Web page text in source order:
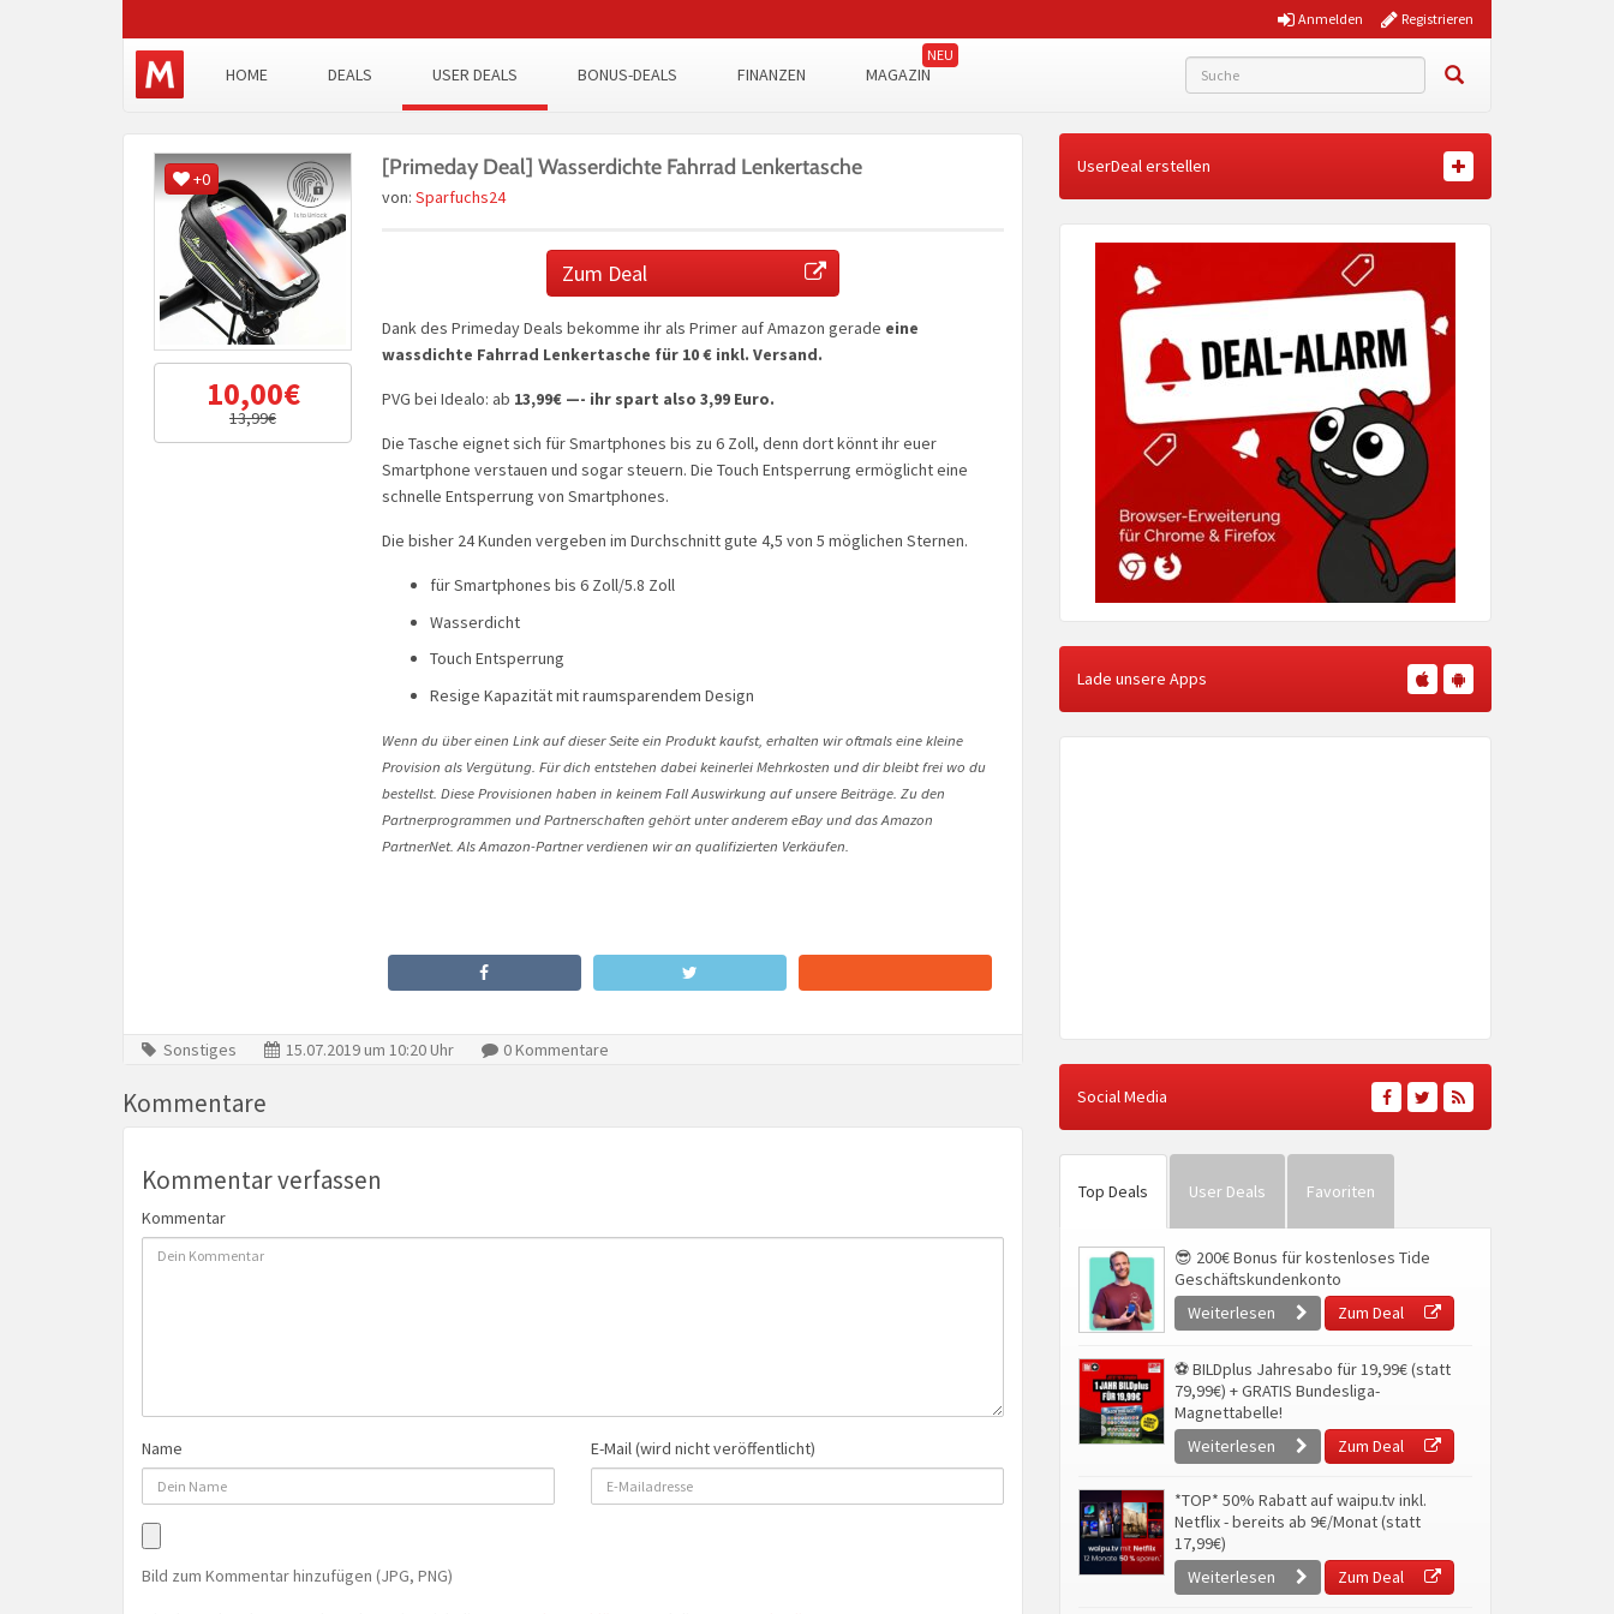
Registrieren
Anmelden
HOME DEALS USER DEALS BONUS-DEALS FINANZEN MAGAZIN
+0
10,00€
13,99€
[Primeday Deal] Wasserdichte Fahrrad Lenkertasche
von: Sparfuchs24
Zum Deal
Dank des Primeday Deals bekomme ihr als Primer auf Amazon gerade eine
wassdichte Fahrrad Lenkertasche für 10 € inkl. Versand.
PVG bei Idealo: ab 13,99€ —- ihr spart also 3,99 Euro.
Die Tasche eignet sich für Smartphones bis zu 6 Zoll, denn dort könnt ihr euer
Smartphone verstauen und sogar steuern. Die Touch Entsperrung ermöglicht eine
schnelle Entsperrung von Smartphones.
Die bisher 24 Kunden vergeben im Durchschnitt gute 4,5 von 5 möglichen Sternen.
für Smartphones bis 6 Zoll/5.8 Zoll
Wasserdicht
Touch Entsperrung
Resige Kapazität mit raumsparendem Design
Wenn du über einen Link auf dieser Seite ein Produkt kaufst, erhalten wir oftmals eine kleine
Provision als Vergütung. Für dich entstehen dabei keinerlei Mehrkosten und dir bleibt frei wo du
bestellst. Diese Provisionen haben in keinem Fall Auswirkung auf unsere Beiträge. Zu den
Partnerprogrammen und Partnerschaften gehört unter anderem eBay und das Amazon
PartnerNet. Als Amazon-Partner verdienen wir an qualifizierten Verkäufen.
Sonstiges 15.07.2019 um 10:20 Uhr 0 Kommentare
Kommentare
Kommentar verfassen
Kommentar
Name E-Mail (wird nicht veröffentlicht)
Bild zum Kommentar hinzufügen (JPG, PNG)
UserDeal erstellen
Lade unsere Apps
Social Media
Top Deals User Deals Favoriten
😎 200€ Bonus für kostenloses Tide
Geschäftskundenkonto
Weiterlesen
Zum Deal
⚽ BILDplus Jahresabo für 19,99€ (statt
79,99€) + GRATIS Bundesliga-
Magnettabelle!
Weiterlesen
Zum Deal
*TOP* 50% Rabatt auf waipu.tv inkl.
Netflix - bereits ab 9€/Monat (statt
17,99€)
Weiterlesen
Zum Deal